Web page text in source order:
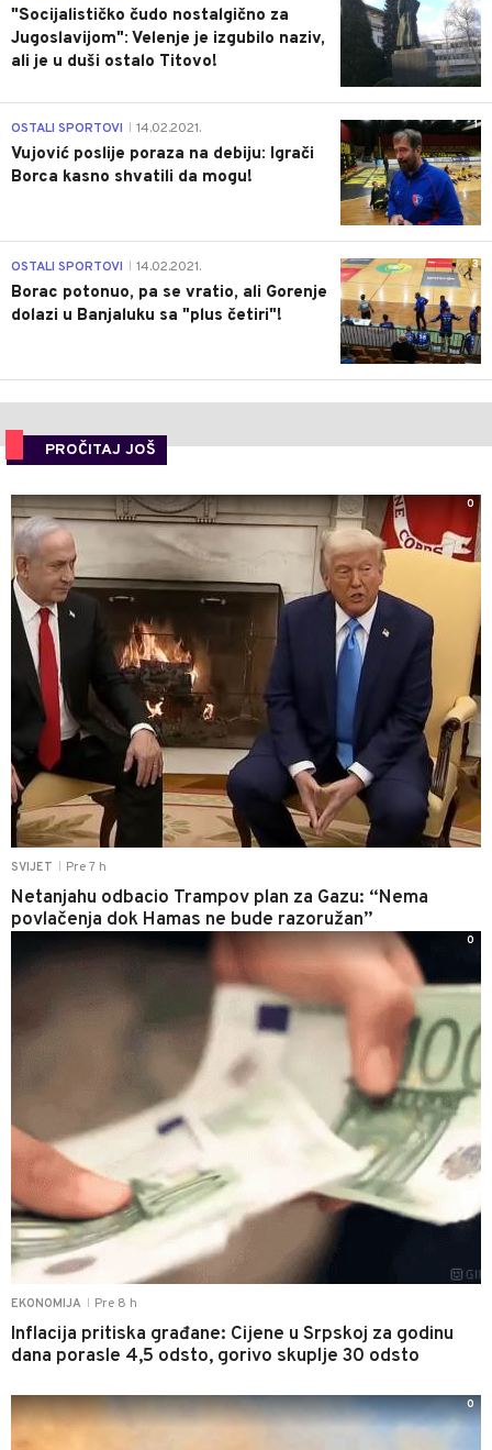
"Socijalističko čudo nostalgično za
Jugoslavijom": Velenje je izgubilo naziv,
ali je u duši ostalo Titovo!
1
OSTALI SPORTOVI 14.02.2021.
Vujović poslije poraza na debiju: Igrači
Borca kasno shvatili da mogu!
3
OSTALI SPORTOVI 14.02.2021.
Borac potonuo, pa se vratio, ali Gorenje
dolazi u Banjaluku sa "plus četiri"!
PROČITAJ JOŠ
SVIJET Pre 7 h
Netanjahu odbacio Trampov plan za Gazu: “Nema
povlačenja dok Hamas ne bude razoružan”
0
EKONOMIJA Pre 8 h
Inflacija pritiska građane: Cijene u Srpskoj za godinu
dana porasle 4,5 odsto, gorivo skuplje 30 odsto
0
0